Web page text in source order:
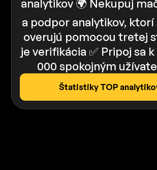
analytikov 🌍 Nekupuj
a podpor analytikov, ktorí
overujú pomocou tretej
je verifikácia ✅ Pripoj sa k
000 spokojným
Štatistiky TOP